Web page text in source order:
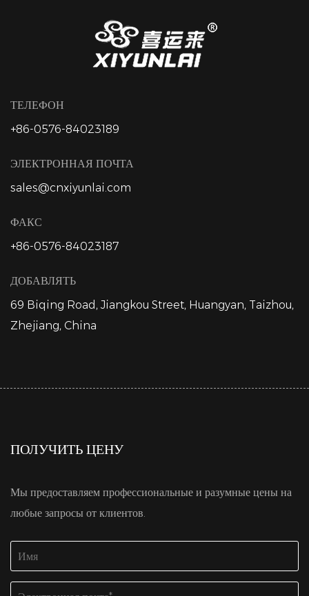
ТЕЛЕФОН
+86-0576-84023189
ЭЛЕКТРОННАЯ ПОЧТА
sales@cnxiyunlai.com
ФАКС
+86-0576-84023187
ДОБАВЛЯТЬ
69 Biqing Road, Jiangkou Street, Huangyan, Taizhou,
Zhejiang, China
ПОЛУЧИТЬ ЦЕНУ
Мы предоставляем профессиональные и разумные цены на
любые запросы от клиентов.